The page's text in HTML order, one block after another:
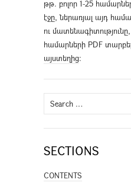
թթ. բոլոր 1-25
էջը, ներառյալ այդ
ու մատենագիտությունը,
համարների PDF
այստեղից։
Search
for:
SECTIONS
CONTENTS